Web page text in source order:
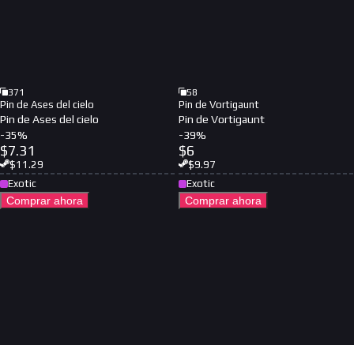
371
Pin de Ases del cielo
Pin de Ases del cielo
-35%
$7.31
$11.29
Exotic
Comprar ahora
58
Pin de Vortigaunt
Pin de Vortigaunt
-39%
$6
$9.97
Exotic
Comprar ahora